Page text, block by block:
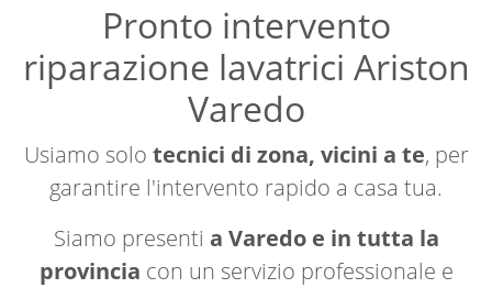
Pronto intervento
riparazione lavatrici Ariston
Varedo
Usiamo solo tecnici di zona, vicini a te, per
garantire l'intervento rapido a casa tua.
Siamo presenti a Varedo e in tutta la
provincia con un servizio professionale e